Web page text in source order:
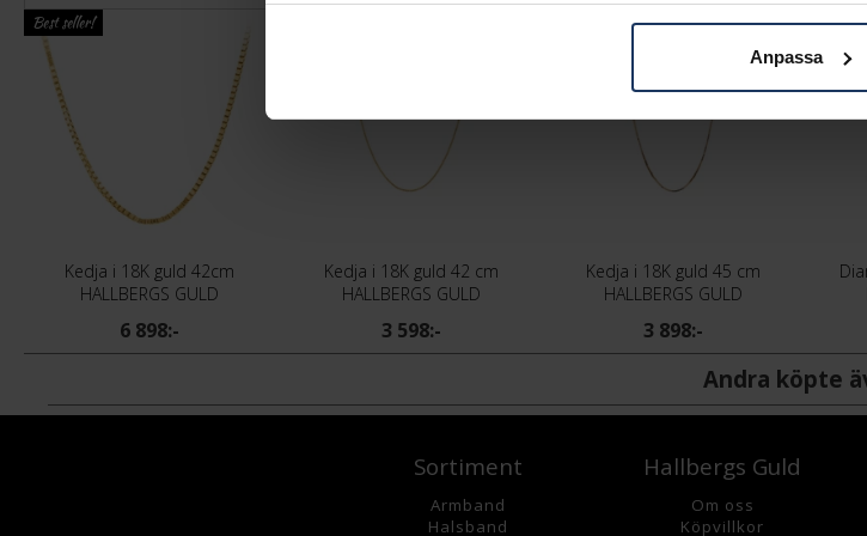
Anpassa
Best seller!
Kedja i 18K guld 42cm
HALLBERGS GULD
6 898:-
Kedja i 18K guld 42 cm
HALLBERGS GULD
3 598:-
Kedja i 18K guld 45 cm
HALLBERGS GULD
3 898:-
Andra köpte
Sortiment
Armband
Halsband
Hallbergs Guld
Om oss
Köpvillkor